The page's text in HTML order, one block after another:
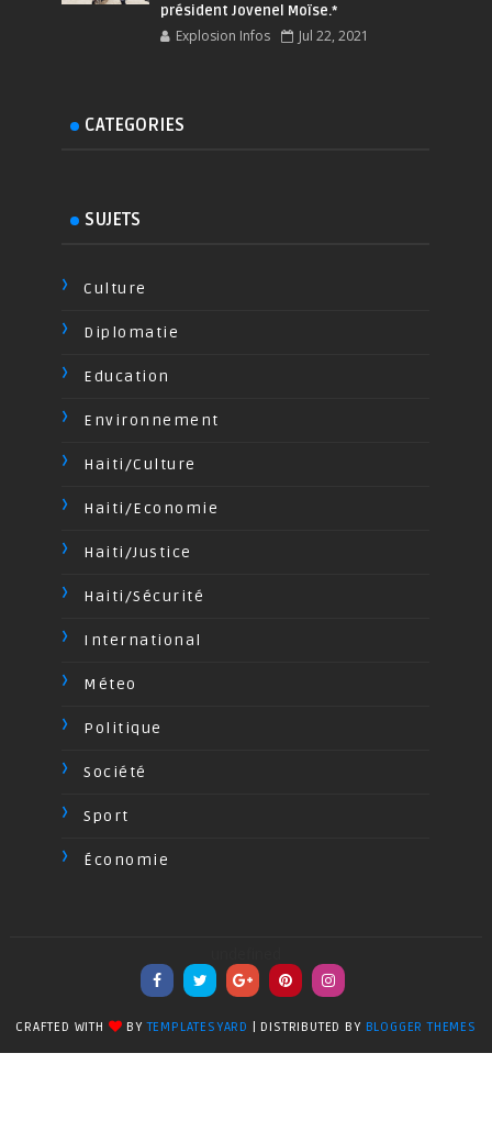
président Jovenel Moïse.*
Explosion Infos Jul 22, 2021
CATEGORIES
SUJETS
Culture
Diplomatie
Education
Environnement
Haiti/Culture
Haiti/Economie
Haiti/Justice
Haiti/Sécurité
International
Méteo
Politique
Société
Sport
Économie
CRAFTED WITH BYTEMPLATESYARD | DISTRIBUTED BY BLOGGER THEMES